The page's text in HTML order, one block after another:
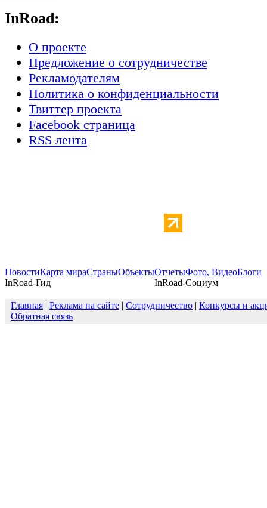
InRoad:
О проекте
Предложение о сотрудничестве
Рекламодателям
Политика о конфиденциальности
Твиттер проекта
Facebook страница
RSS лента
НовостиКарта мираСтраныОбъектыОтчетыФото, ВидеоБлоги
InRoad-Гид
InRoad-Социум
Главная | Реклама на сайте | Сотрудничество | Конкурсы и
Обратная связь